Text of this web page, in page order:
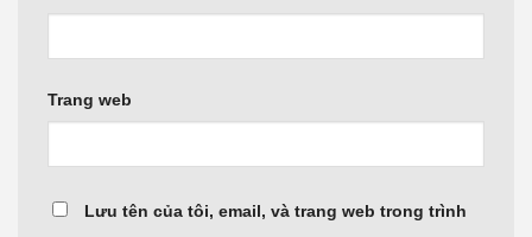
Trang web
Lưu tên của tôi, email, và trang web trong trình